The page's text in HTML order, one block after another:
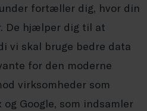
fortæller dig, hvor din
De hjælper dig til at
vi skal bruge bedre data
for den moderne
virksomheder som
Google, som indsamler